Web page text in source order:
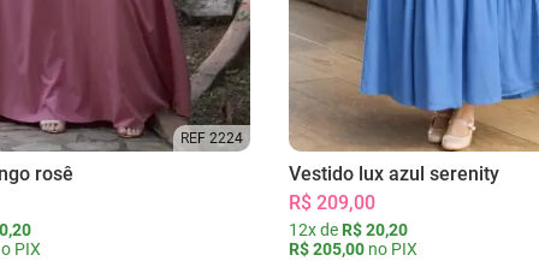
REF 2224
rosê
PIX
Vestido lux azul serenity
R$ 209,00
12x de R$ 20,20
R$ 205,00 no PIX